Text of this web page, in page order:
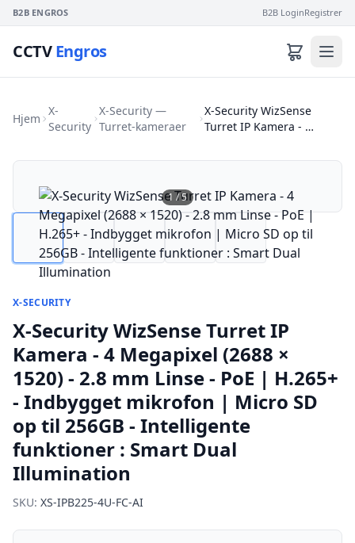
B2B ENGROS B2B LoginRegistrer
CCTVEngros
Hjem
X-
Security
X-Security —
Turret-kameraer
X-Security WizSense
Turret IP Kamera - …
1 /5
X-SECURITY
X-Security WizSense Turret IP
Kamera - 4 Megapixel (2688 ×
1520) - 2.8 mm Linse - PoE | H.265+
- Indbygget mikrofon | Micro SD
op til 256GB - Intelligente
funktioner : Smart Dual
Illumination
SKU: XS-IPB225-4U-FC-AI